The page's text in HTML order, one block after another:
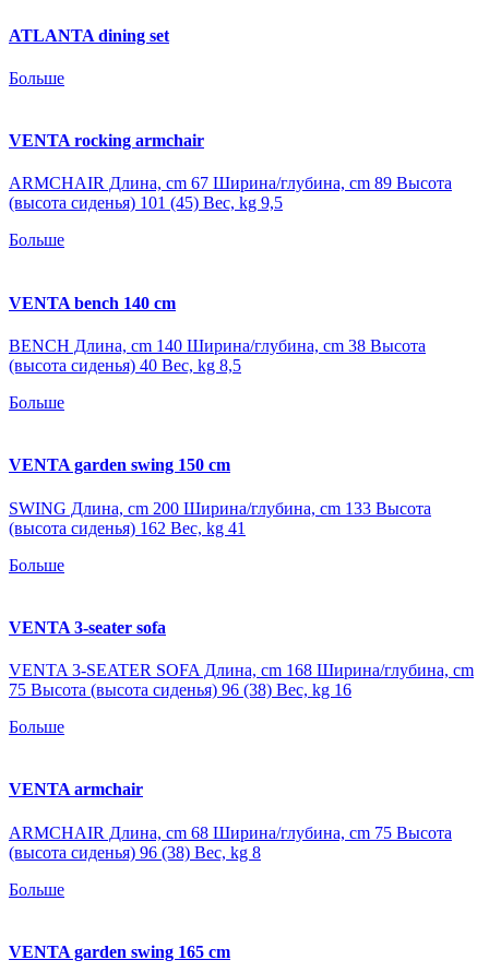
ATLANTA dining set
Больше
VENTA rocking armchair
ARMCHAIR Длина, cm 67 Ширина/глубина, cm 89 Высота
(высота сиденья) 101 (45) Вес, kg 9,5
Больше
VENTA bench 140 cm
BENCH Длина, cm 140 Ширина/глубина, cm 38 Высота
(высота сиденья) 40 Вес, kg 8,5
Больше
VENTA garden swing 150 cm
SWING Длина, cm 200 Ширина/глубина, cm 133 Высота
(высота сиденья) 162 Вес, kg 41
Больше
VENTA 3-seater sofa
VENTA 3-SEATER SOFA Длина, cm 168 Ширина/глубина, cm
75 Высота (высота сиденья) 96 (38) Вес, kg 16
Больше
VENTA armchair
ARMCHAIR Длина, cm 68 Ширина/глубина, cm 75 Высота
(высота сиденья) 96 (38) Вес, kg 8
Больше
VENTA garden swing 165 cm